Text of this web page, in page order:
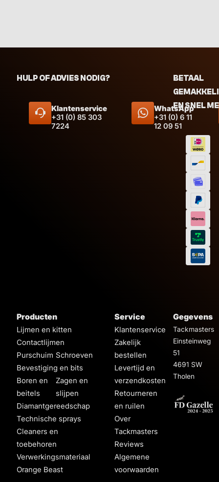
HULP OF ADVIES NODIG?
Klantenservice
+31 (0) 85 303
7224
WhatsApp
+31 (0) 6 11
12 09 51
BETAAL
EN SNEL
Producten
Lijmen en kitten
Contactlijmen
Purschuim Schroeven
Bevestiging en bits
Boren en
beitels
Zagen en
slijpen
Diamantgereedschap
Technische sprays
Cleaners en
toebehoren
Verwerkingsmateriaal
Orange Beast
Service
Klantenservice
Zakelijk
bestellen
Levertijd en
verzendkosten
Retourneren
en ruilen
Over
Tackmasters
Reviews
Algemene
voorwaarden
Gegevens
Tackmasters
Einsteinweg
51
4691 SW
Tholen